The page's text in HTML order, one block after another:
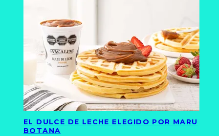
EL DULCE DE LECHE ELEGIDO POR MARU
BOTANA